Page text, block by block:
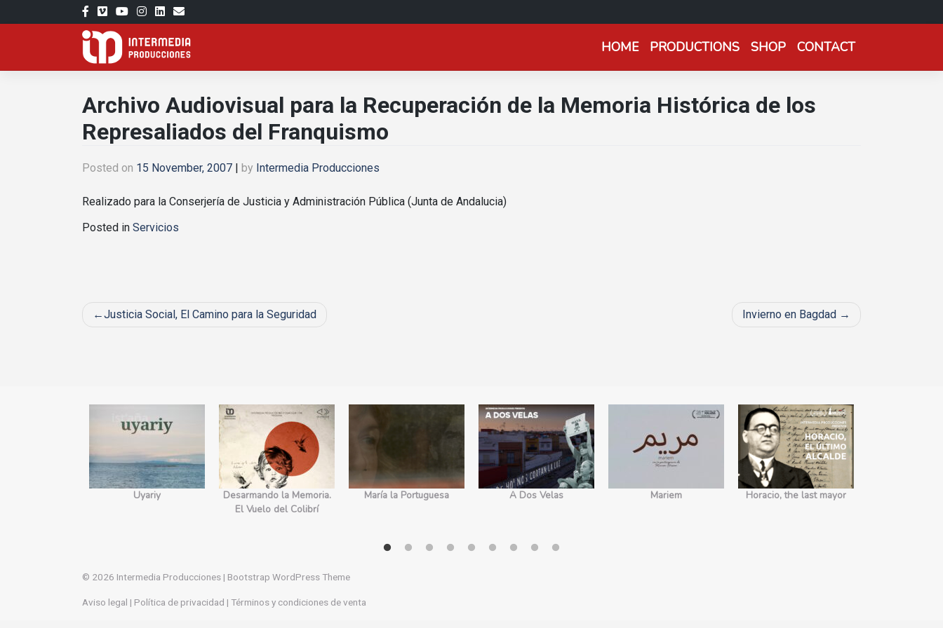
to
HOME PRODUCTIONS SHOP CONTACT
Archivo Audiovisual para la Recuperación de la Memoria Histórica de los
Represaliados del Franquismo
Posted on 15 November, 2007 | by Intermedia Producciones
Realizado para la Conserjería de Justicia y Administración Pública (Junta de Andalucia)
Posted in Servicios
Post
Justicia Social, El Camino para la Seguridad Invierno en Bagdad
Uyariy
Desarmando la Memoria.
El Vuelo del Colibrí
María la Portuguesa A Dos Velas Mariem Horacio, the last mayor
© 2026 Intermedia Producciones | Bootstrap WordPress Theme
Aviso legal | Política de privacidad | Términos y condiciones de venta